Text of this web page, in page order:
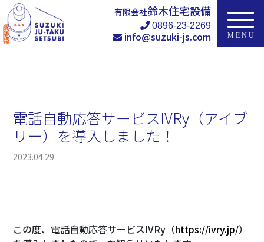
有限会社鈴木住宅設備
0896-23-2269
info@suzuki-js.com
電話自動応答サービスIVRy（アイブ
リー）を導入しました！
2023.04.29
この度、電話自動応答サービスIVRy（https://ivry.jp/）